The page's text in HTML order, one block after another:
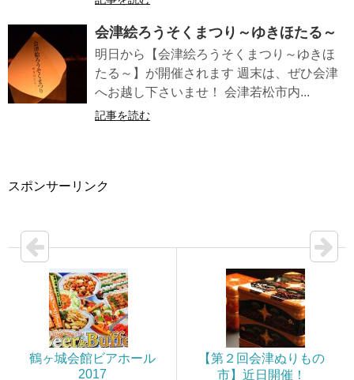
会津絵ろうそくまつり～ゆきほたる～
明日から【会津絵ろうそくまつり～ゆきほ
たる～】が開催されます 週末は、ぜひ会津
へお越し下さいませ！ 会津若松市内...
記事を読む
スポンサーリンク
鶴ヶ城会館ビアホール
2017
【第２回会津ぬりもの
市】近日開催！